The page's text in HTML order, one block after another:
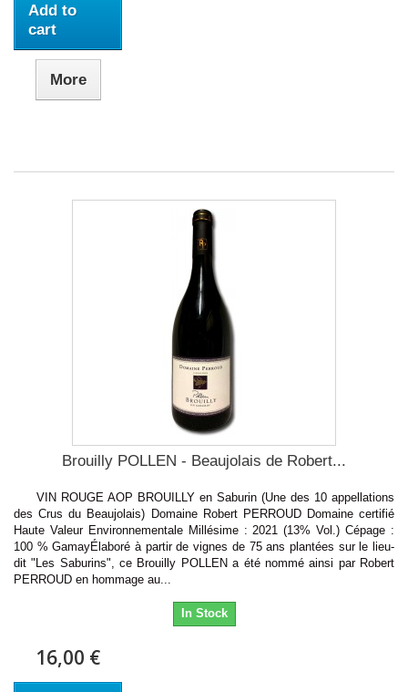
Add to
cart
More
Brouilly POLLEN - Beaujolais de Robert...
VIN ROUGE AOP BROUILLY en Saburin (Une des 10 appellations
des Crus du Beaujolais) Domaine Robert PERROUD Domaine certifié
Haute Valeur Environnementale Millésime : 2021 (13% Vol.) Cépage :
100 % GamayÉlaboré à partir de vignes de 75 ans plantées sur le lieu-
dit "Les Saburins", ce Brouilly POLLEN a été nommé ainsi par Robert
PERROUD en hommage au...
In Stock
16,00 €